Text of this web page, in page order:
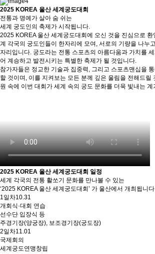
2025 KOREA 울산 세계궁도대회
전통과 명예가 살아 숨 쉬는
세계 궁도인의 축제가 시작됩니다.
2025 KOREA 울산 세계궁도대회에 오신 것을 진심으로 환
계 각국의 궁도인들이 한자리에 모여, 서로의 기량을 나누
자리입니다. 궁도라는 전통 스포츠의 아름다움과 가치를
어 계승하고 발전시키는 특별한 축제가 될 것입니다.
참가자들은 정교한 기술과 집중력, 그리고 스포츠맨십을
할 것이며, 이를 지켜보는 모든 분께 깊은 울림을 전해드릴
원 속에 이번 대회가 세계 속의 궁도 문화를 더욱 빛내는
2025 KOREA 울산 세계궁도대회 일정
세계 각국의 전통 활쏘기 문화를 만나볼 수 있는
‘2025 KOREA 울산 세계궁도대회’ 가 울산에서 개최됩니다
1일차10.31
개회식·대회 연습
선수단 입장식 등
주경기장(양궁장), 보조경기장(궁도장)
2일차11.01
국제회의
세계궁도연맹창립